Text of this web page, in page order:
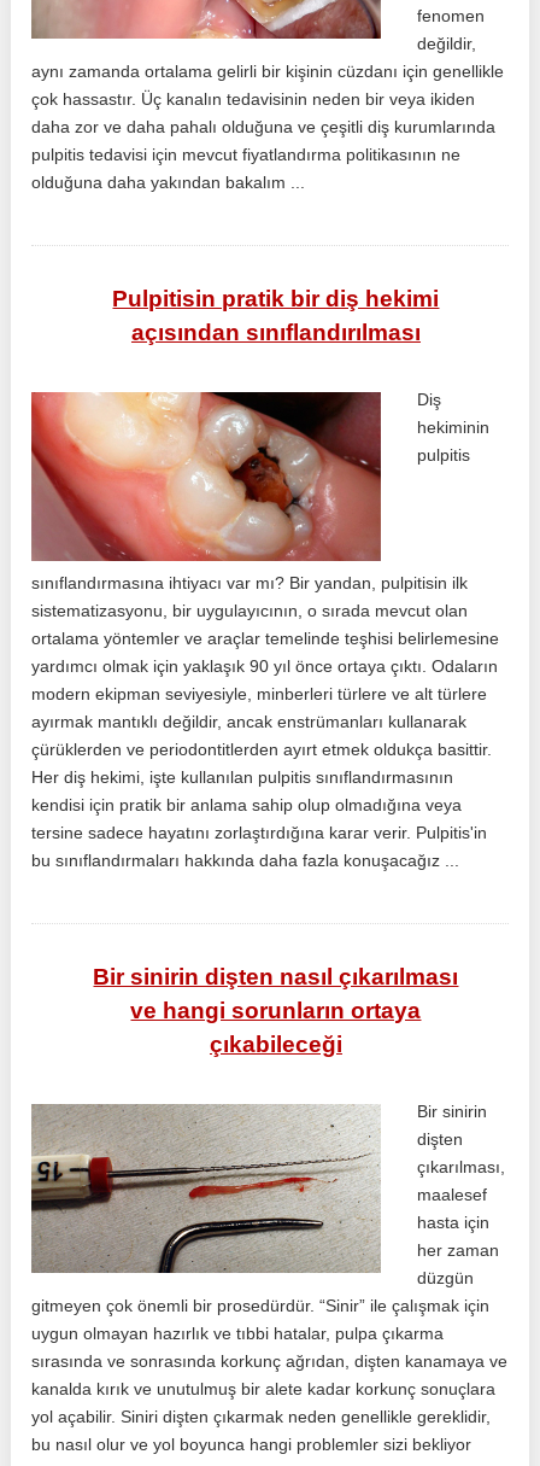
fenomen
değildir,
aynı zamanda ortalama gelirli bir kişinin cüzdanı için genellikle
çok hassastır. Üç kanalın tedavisinin neden bir veya ikiden
daha zor ve daha pahalı olduğuna ve çeşitli diş kurumlarında
pulpitis tedavisi için mevcut fiyatlandırma politikasının ne
olduğuna daha yakından bakalım ...
Pulpitisin pratik bir diş hekimi
açısından sınıflandırılması
Diş
hekiminin
pulpitis
sınıflandırmasına ihtiyacı var mı? Bir yandan, pulpitisin ilk
sistematizasyonu, bir uygulayıcının, o sırada mevcut olan
ortalama yöntemler ve araçlar temelinde teşhisi belirlemesine
yardımcı olmak için yaklaşık 90 yıl önce ortaya çıktı. Odaların
modern ekipman seviyesiyle, minberleri türlere ve alt türlere
ayırmak mantıklı değildir, ancak enstrümanları kullanarak
çürüklerden ve periodontitlerden ayırt etmek oldukça basittir.
Her diş hekimi, işte kullanılan pulpitis sınıflandırmasının
kendisi için pratik bir anlama sahip olup olmadığına veya
tersine sadece hayatını zorlaştırdığına karar verir. Pulpitis'in
bu sınıflandırmaları hakkında daha fazla konuşacağız ...
Bir sinirin dişten nasıl çıkarılması
ve hangi sorunların ortaya
çıkabileceği
Bir sinirin
dişten
çıkarılması,
maalesef
hasta için
her zaman
düzgün
gitmeyen çok önemli bir prosedürdür. “Sinir” ile çalışmak için
uygun olmayan hazırlık ve tıbbi hatalar, pulpa çıkarma
sırasında ve sonrasında korkunç ağrıdan, dişten kanamaya ve
kanalda kırık ve unutulmuş bir alete kadar korkunç sonuçlara
yol açabilir. Siniri dişten çıkarmak neden genellikle gereklidir,
bu nasıl olur ve yol boyunca hangi problemler sizi bekliyor